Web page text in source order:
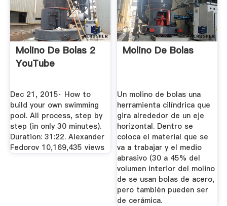
Molino De Bolas 2
YouTube
Dec 21, 2015· How to
build your own swimming
pool. All process, step by
step (in only 30 minutes).
Duration: 31:22. Alexander
Fedorov 10,169,435 views
Molino De Bolas
Un molino de bolas una
herramienta cilíndrica que
gira alrededor de un eje
horizontal. Dentro se
coloca el material que se
va a trabajar y el medio
abrasivo (30 a 45% del
volumen interior del molino
de se usan bolas de acero,
pero también pueden ser
de cerámica.